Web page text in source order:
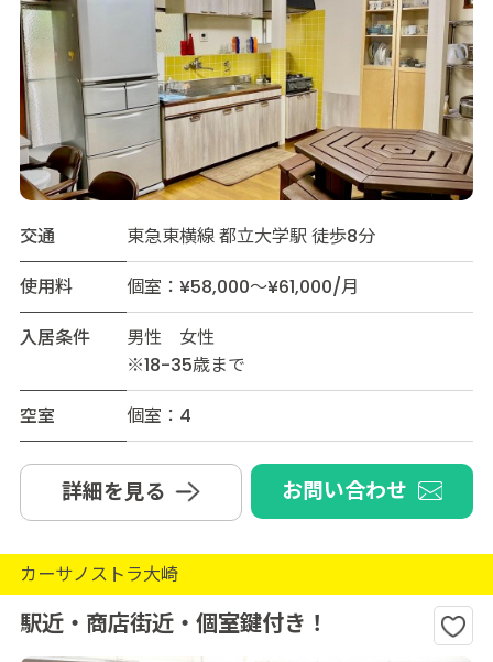
交通
東急東横線 都立大学駅 徒歩8分
使用料
個室：¥58,000～¥61,000/月
入居条件
男性 女性
※18-35歳まで
空室
個室：4
詳細を見る お問い合わせ
カーサノストラ大崎
駅近・商店街近・個室鍵付き！